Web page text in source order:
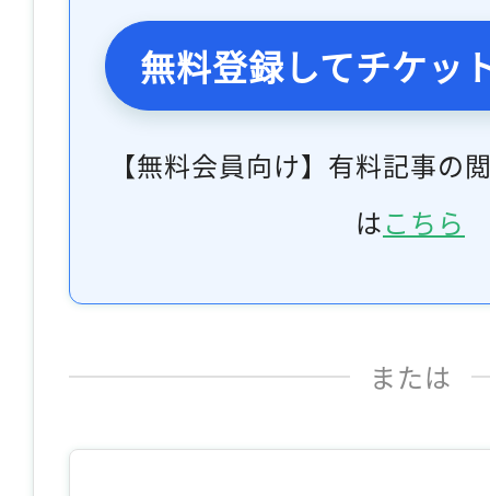
無料登録してチケッ
【無料会員向け】有料記事の
はこちら
または